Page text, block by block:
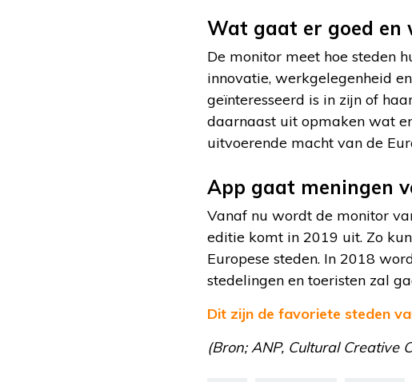
Wat gaat er goed en
De monitor meet hoe steden
innovatie, werkgelegenheid
geïnteresseerd is in zijn of
daarnaast uit opmaken wat
uitvoerende macht van de
App gaat meningen
Vanaf nu wordt de monitor
editie komt in 2019 uit. Zo
Europese steden. In 2018
stedelingen en toeristen zal
Dit zijn de favoriete steden
(Bron; ANP, Cultural Creative